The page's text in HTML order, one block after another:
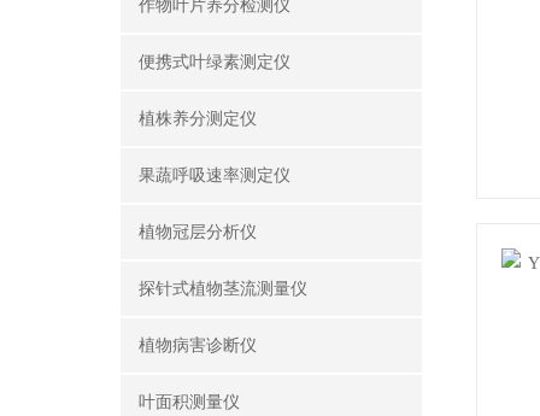
作物叶片养分检测仪
便携式叶绿素测定仪
植株养分测定仪
果蔬呼吸速率测定仪
植物冠层分析仪
探针式植物茎流测量仪
植物病害诊断仪
叶面积测量仪